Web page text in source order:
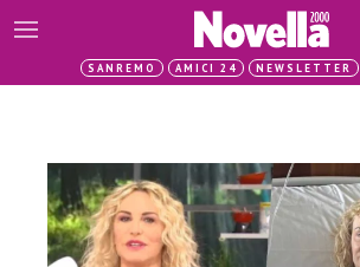
SANREMO AMICI 24 NEWSLETTER